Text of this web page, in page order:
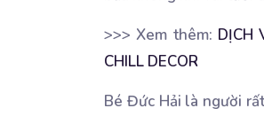
>>> Xem thêm: DỊCH
CHILL DECOR
Bé Đức Hải là người